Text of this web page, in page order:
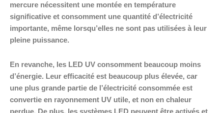
mercure nécessitent une montée en température
significative et consomment une quantité d’électricité
importante, même lorsqu’elles ne sont pas utilisées à leur
pleine puissance.
En revanche, les LED UV consomment beaucoup moins
d’énergie. Leur efficacité est beaucoup plus élevée, car
une plus grande partie de l’électricité consommée est
convertie en rayonnement UV utile, et non en chaleur
perdue. De plus, les systèmes LED peuvent être activés et